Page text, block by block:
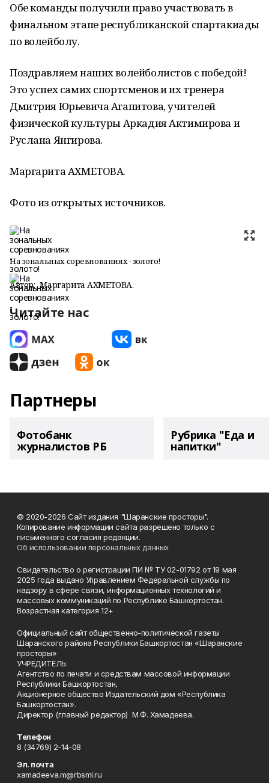
Обе команды получили право участвовать в
финальном этапе республиканской спартакиады
по волейболу.
Поздравляем наших волейболистов с победой!
Это успех самих спортсменов и их тренера
Дмитрия Юрьевича Агапитова, учителей
физической культуры Аркадия Актимирова и
Руслана Янгирова.
Маргарита АХМЕТОВА.
Фото из открытых источников.
На зональных соревнованиях - золото!
Автор: Маргарита АХМЕТОВА.
Читайте нас
Партнеры
Фотобанк
журналистов РБ
Рубрика "Еда и
напитки"
© 2020-2026 Сайт издания "Шаранские просторы".
Копирование информации сайта разрешено только с
письменного согласия редакции.
Об использовании персональных данных
Свидетельство о регистрации ПИ № ТУ 02-01792 от 19 мая
2025 года выдано Управлением Федеральной службы по
надзору в сфере связи, информационных технологий и
массовых коммуникаций по Республике Башкортостан.
Возрастная категория 12+
Официальный сайт общественно-политической газеты
Шаранского района Республики Башкортостан «Шаранские
просторы»
УЧРЕДИТЕЛЬ:
Агентство по печати и средствам массовой информации
Республики Башкортостан,
Акционерное общество Издательский дом «Республика
Башкортостан».
Директор (главный редактор) М.Ф. Хамадеева.
Телефон
8 (34769) 2-14-08
Эл. почта
xamadeeva.m@rbsmi.ru